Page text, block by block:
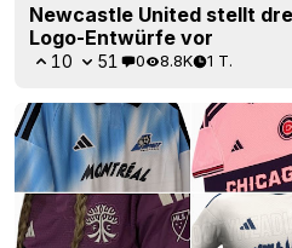
Newcastle United stellt
Logo-Entwürfe vor
10 51 0 8.8K 1 T.